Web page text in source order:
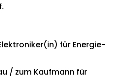
für Energie-
/ zum Kaufmann für